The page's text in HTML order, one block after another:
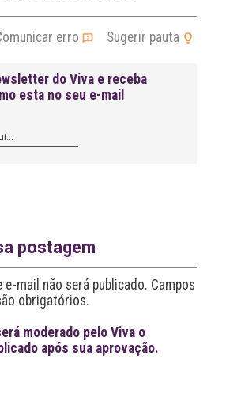
erro Sugerir pauta
do Viva e receba
esta no seu e-mail
postagem
e-mail não será publicado. Campos
obrigatórios.
moderado pelo Viva o
após sua aprovação.